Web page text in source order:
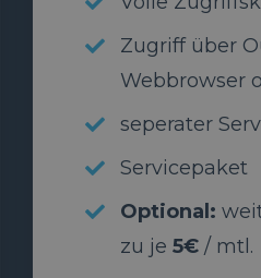
Zugriff über
Webbrowser
seperater
Servicepaket
Optional:
zu je 5€ / mtl.